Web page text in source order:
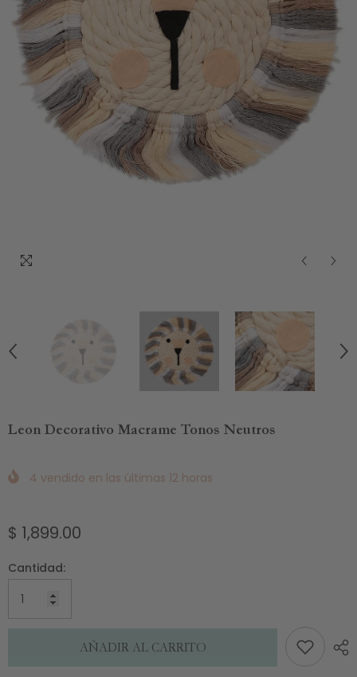
Leon Decorativo Macrame Tonos Neutros
4 vendido en las últimas 12 horas
$ 1,899.00
Cantidad:
AÑADIR AL CARRITO